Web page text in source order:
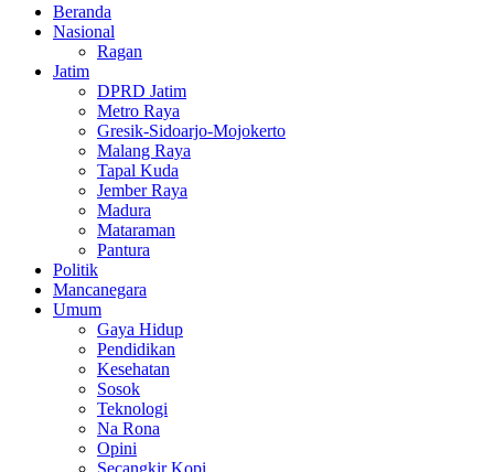
Beranda
Nasional
Ragan
Jatim
DPRD Jatim
Metro Raya
Gresik-Sidoarjo-Mojokerto
Malang Raya
Tapal Kuda
Jember Raya
Madura
Mataraman
Pantura
Politik
Mancanegara
Umum
Gaya Hidup
Pendidikan
Kesehatan
Sosok
Teknologi
Na Rona
Opini
Secangkir Kopi